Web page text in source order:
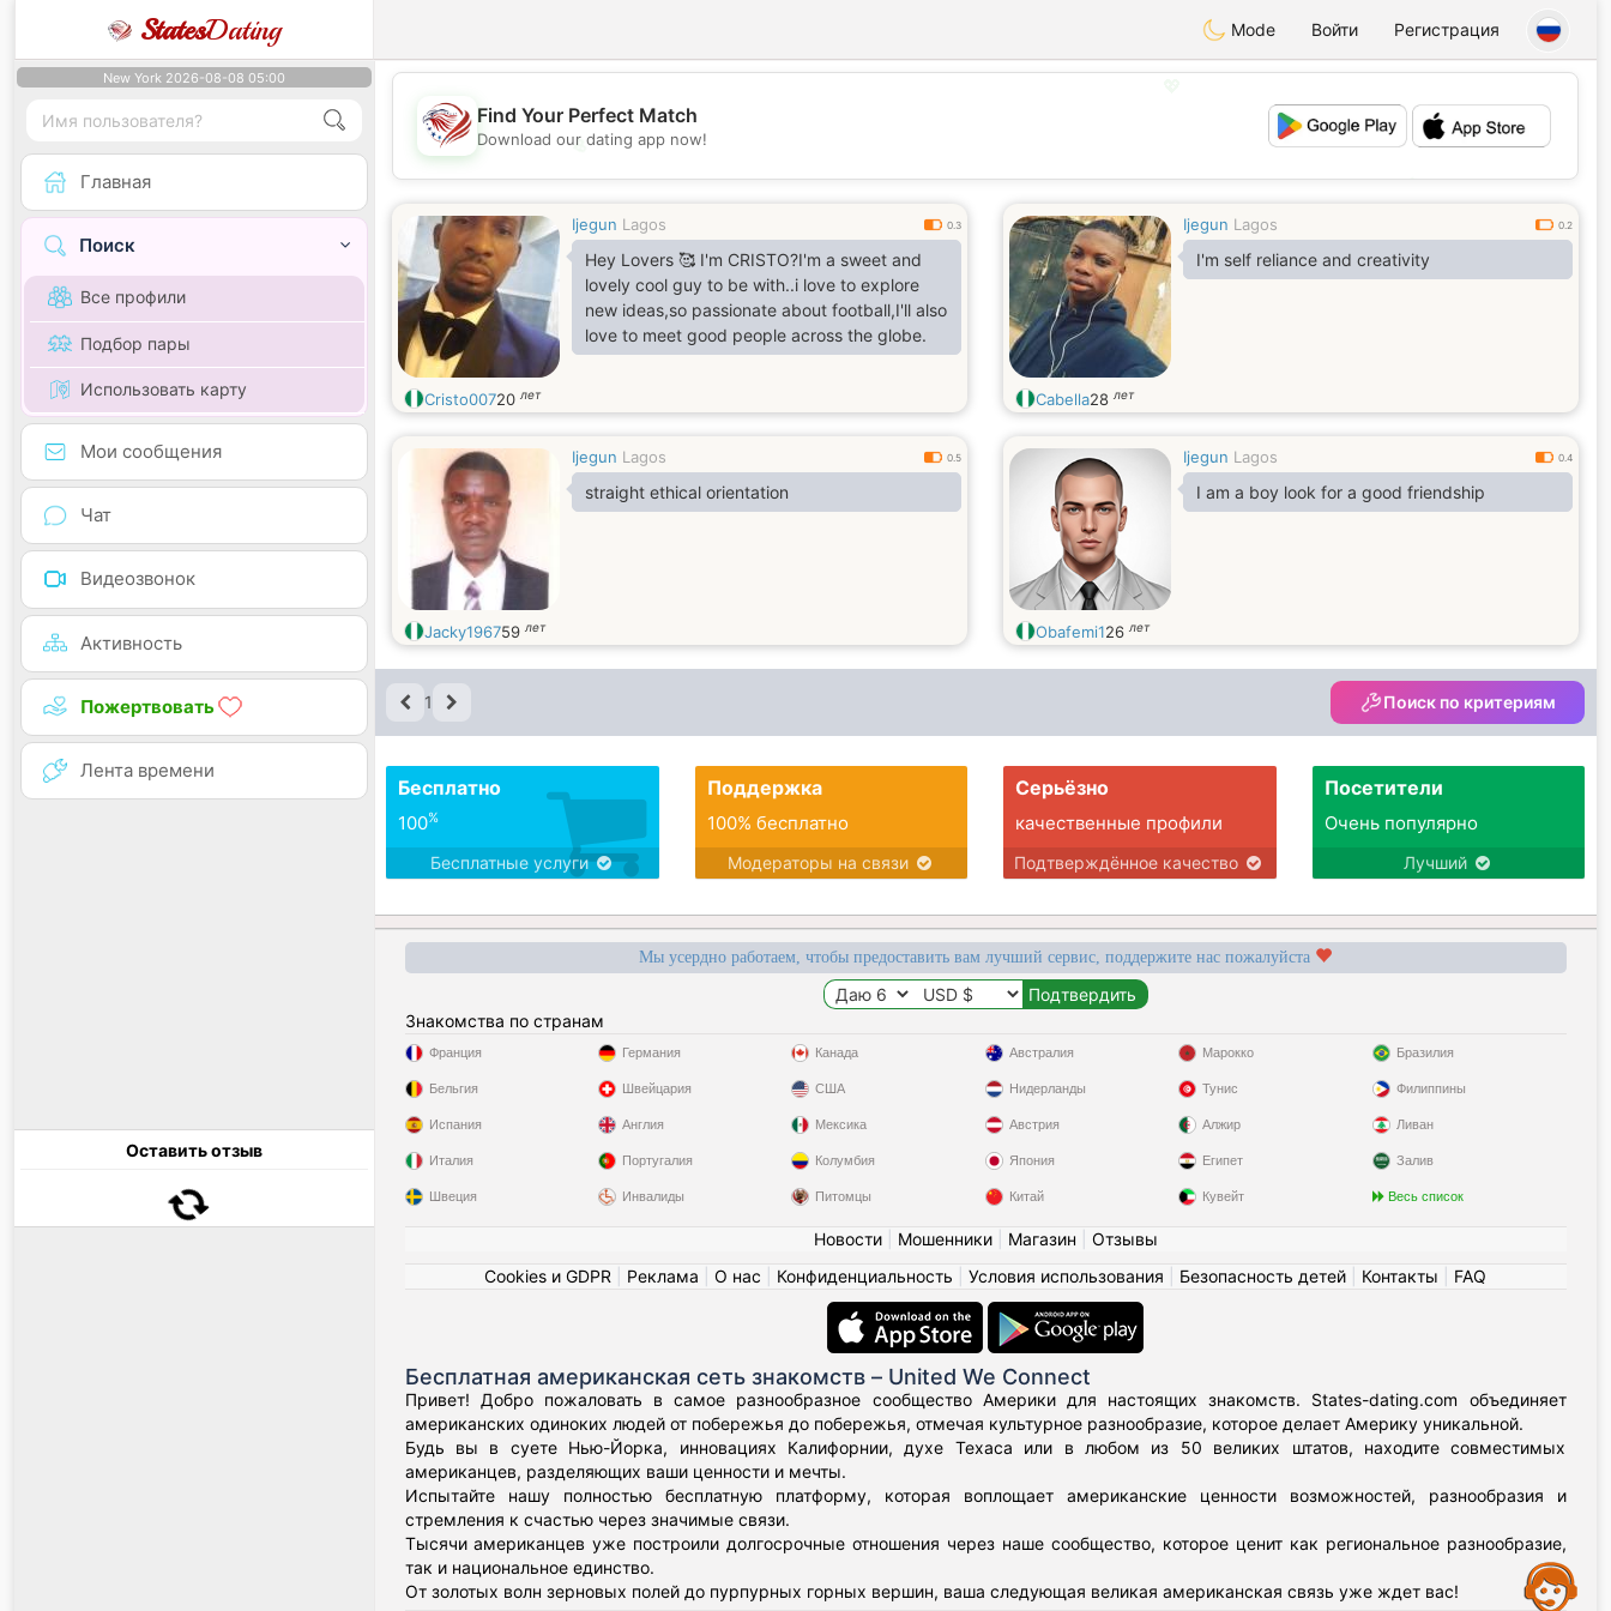
StatesDating Mode Войти Регистрация
New York 2026-08-08 05:00
Главная
Поиск
Все профили
Подбор пары
Использовать карту
Мои сообщения
Чат
Видеозвонок
Активность
Пожертвовать
Лента времени
Оставить отзыв
💖
💕
Find Your Perfect Match
Download our dating app now!
Ijegun Lagos 0.3
Hey Lovers 🥰 I'm CRISTO?I'm a sweet and
lovely cool guy to be with..i love to explore
new ideas,so passionate about football,I'll also
love to meet good people across the globe.
Cristo00720 лет
Ijegun Lagos 0.2
I'm self reliance and creativity
Cabella28 лет
Ijegun Lagos 0.5
straight ethical orientation
Jacky196759 лет
Ijegun Lagos 0.4
I am a boy look for a good friendship
Obafemi126 лет
1 Поиск по критериям
Бесплатно
100%
Бесплатные услуги
Поддержка
100% бесплатно
Модераторы на связи
Серьёзно
качественные профили
Подтверждённое качество
Посетители
Очень популярно
Лучший
Мы усердно работаем, чтобы предоставить вам лучший сервис, поддержите нас пожалуйста
Знакомства по странам
Франция
Бельгия
Испания
Италия
Швеция
Германия
Швейцария
Англия
Португалия
Инвалиды
Канада
США
Мексика
Колумбия
Питомцы
Австралия
Нидерланды
Австрия
Япония
Китай
Марокко
Тунис
Алжир
Египет
Кувейт
Бразилия
Филиппины
Ливан
Залив
Весь список
Новости| Мошенники| Магазин
Отзывы
Cookies и GDPR
Реклама О нас Конфиденциальность Условия использования Безопасность детей Контакты FAQ
Бесплатная американская сеть знакомств – United We Connect
Привет! Добро пожаловать в самое разнообразное сообщество Америки для настоящих знакомств. States-dating.com объединяет
американских одиноких людей от побережья до побережья, отмечая культурное разнообразие, которое делает Америку уникальной.
Будь вы в суете Нью-Йорка, инновациях Калифорнии, духе Техаса или в любом из 50 великих штатов, находите совместимых
американцев, разделяющих ваши ценности и мечты.
Испытайте нашу полностью бесплатную платформу, которая воплощает американские ценности возможностей, разнообразия и
стремления к счастью через значимые связи.
Тысячи американцев уже построили долгосрочные отношения через наше сообщество, которое ценит как региональное разнообразие,
так и национальное единство.
От золотых волн зерновых полей до пурпурных горных вершин, ваша следующая великая американская связь уже ждет вас!